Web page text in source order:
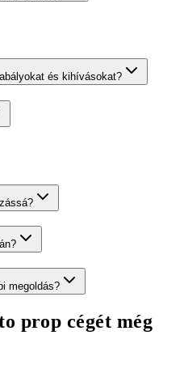
és kihívásokat?
megoldás?
prop cégét még